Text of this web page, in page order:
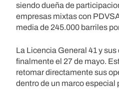
siendo dueña de
empresas mixtas con
media de 245.000 barriles
La Licencia General 41 y
finalmente el 27 de mayo.
retomar directamente sus
dentro de un marco especial